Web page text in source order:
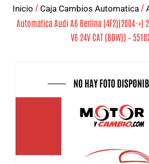
Inicio / Caja Cambios Automatica /
Automatica Audi A6 Berlina (4F2)(2004->)
V6 24V CAT (BDW)] –